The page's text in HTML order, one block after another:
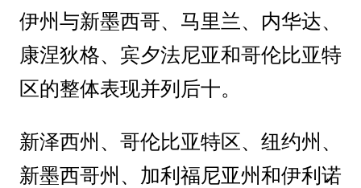
伊州与新墨西哥、马里兰、内华达、
康涅狄格、宾夕法尼亚和哥伦比亚特
区的整体表现并列后十。
新泽西州、哥伦比亚特区、纽约州、
新墨西哥州、加利福尼亚州和伊利诺